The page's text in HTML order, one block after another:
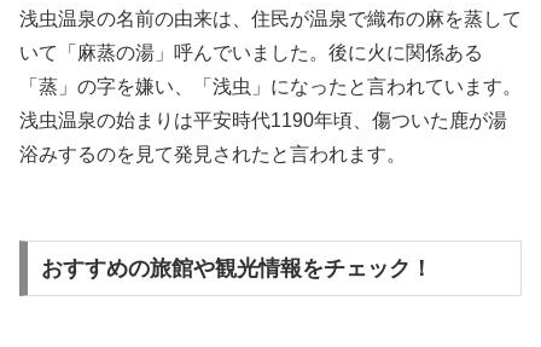
浅虫温泉の名前の由来は、住民が温泉で織布の麻を蒸して
いて「麻蒸の湯」呼んでいました。後に火に関係ある
「蒸」の字を嫌い、「浅虫」になったと言われています。
浅虫温泉の始まりは平安時代1190年頃、傷ついた鹿が湯
浴みするのを見て発見されたと言われます。
おすすめの旅館や観光情報をチェック！